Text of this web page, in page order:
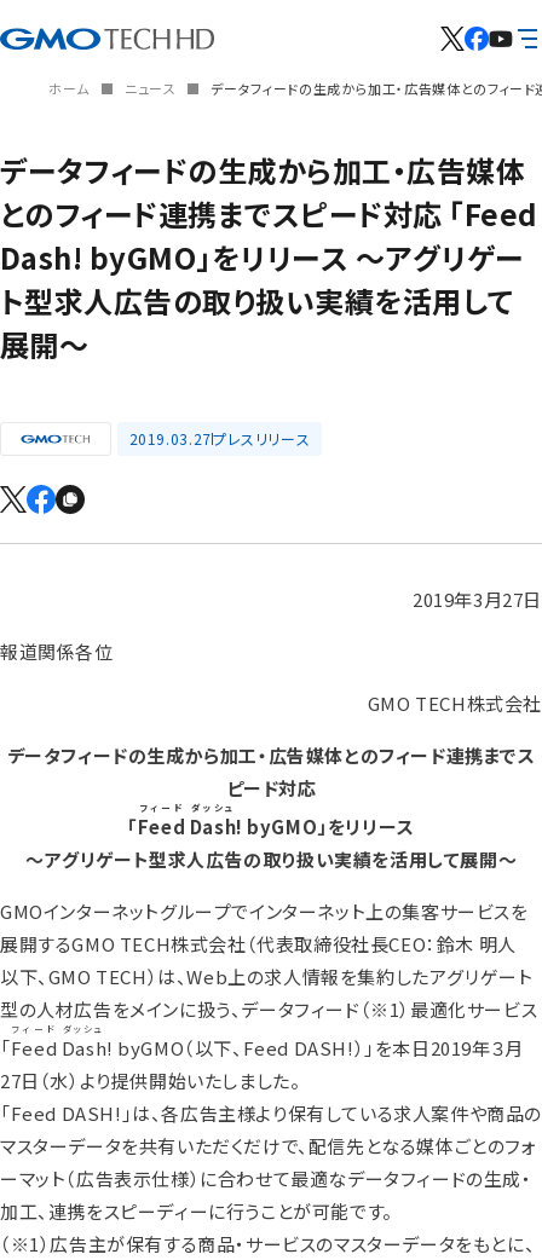
ホーム ニュース データフィードの生成から加工・広告媒体とのフィー
データフィードの生成から加工・広告媒体
とのフィード連携までスピード対応 「Feed
Dash! byGMO」をリリース ～アグリゲー
ト型求人広告の取り扱い実績を活用して
展開～
2019.03.27プレスリリース
2019年3月27日
報道関係各位
GMO TECH株式会社
データフィードの生成から加工・広告媒体とのフィード連携までス
ピード対応
「Feed
フィード
Dash
ダッシュ
! byGMO」をリリース
～アグリゲート型求人広告の取り扱い実績を活用して展開～
GMOインターネットグループでインターネット上の集客サービスを
展開するGMO TECH株式会社（代表取締役社長CEO：鈴木 明人
以下、GMO TECH）は、Web上の求人情報を集約したアグリゲート
型の人材広告をメインに扱う、データフィード （※1） 最適化サービス
「Feed
フィード
Dash
ダッシュ
! byGMO（以下、Feed DASH!）」を本日2019年３月
27日（水）より提供開始いたしました。
「Feed DASH!」は、各広告主様より保有している求人案件や商品の
マスターデータを共有いただくだけで、配信先となる媒体ごとのフォ
ーマット（広告表示仕様）に合わせて最適なデータフィードの生成・
加工、連携をスピーディーに行うことが可能です。
（※1）広告主が保有する商品・サービスのマスターデータをもとに、